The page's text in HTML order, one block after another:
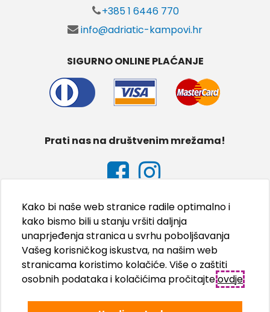
+385 1 6446 770
info@adriatic-kampovi.hr
SIGURNO ONLINE PLAĆANJE
Prati nas na društvenim mrežama!
Kako bi naše web stranice radile optimalno i
kako bismo bili u stanju vršiti daljnja
unaprjeđenja stranica u svrhu poboljšavanja
Vašeg korisničkog iskustva, na našim web
stranicama koristimo kolačiće. Više o zaštiti
osobnih podataka i kolačićima pročitajteovdje.